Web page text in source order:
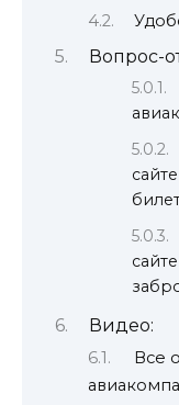
Вопрос-
Видео:
Все